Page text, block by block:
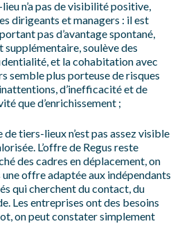
n’a pas de visibilité positive,
dirigeants et managers : il est
pas d’avantage spontané,
supplémentaire, soulève des
et la cohabitation avec
semble plus porteuse de risques
d’inefficacité et de
que d’enrichissement ;
de tiers-lieux n’est pas assez visible
L’offre de Regus reste
des cadres en déplacement, on
offre adaptée aux indépendants
qui cherchent du contact, du
Les entreprises ont des besoins
on peut constater simplement